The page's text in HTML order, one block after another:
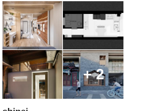
+ 2